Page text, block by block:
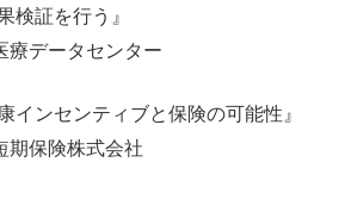
証を行う』
療データセンター
ンセンティブと保険の可能性』
期保険株式会社